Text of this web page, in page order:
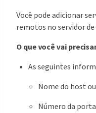
Você pode adicionar
remotos no servidor
O que você vai
As seguintes
Nome do host
Número da